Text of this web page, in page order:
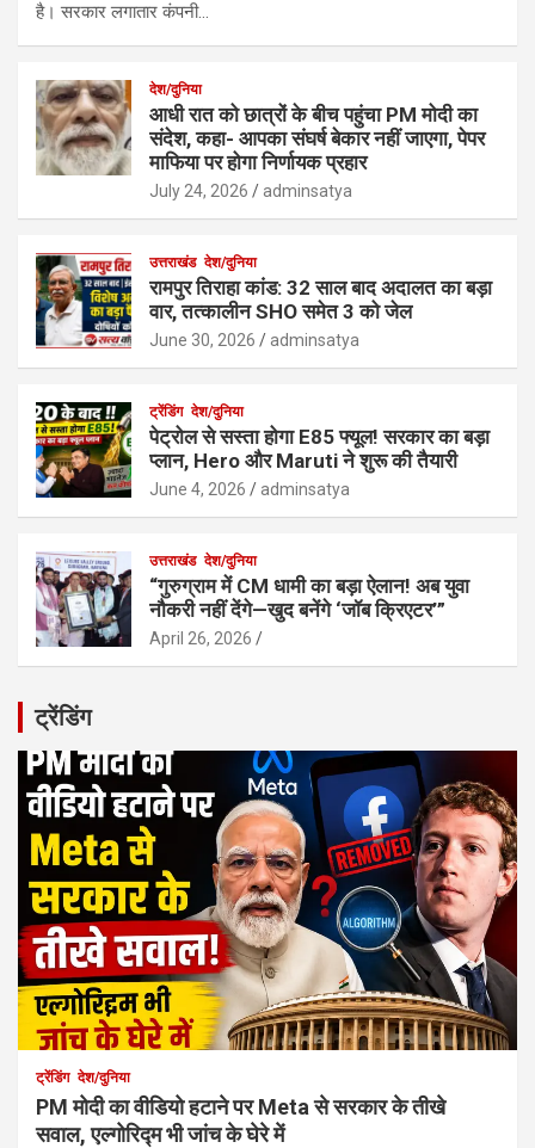
है। सरकार लगातार कंपनी…
देश/दुनिया
आधी रात को छात्रों के बीच पहुंचा PM मोदी का
संदेश, कहा- आपका संघर्ष बेकार नहीं जाएगा, पेपर
माफिया पर होगा निर्णायक प्रहार
July 24, 2026 adminsatya
उत्तराखंड देश/दुनिया
रामपुर तिराहा कांड: 32 साल बाद अदालत का बड़ा
वार, तत्कालीन SHO समेत 3 को जेल
June 30, 2026 adminsatya
ट्रेंडिंग देश/दुनिया
पेट्रोल से सस्ता होगा E85 फ्यूल! सरकार का बड़ा
प्लान, Hero और Maruti ने शुरू की तैयारी
June 4, 2026 adminsatya
उत्तराखंड देश/दुनिया
“गुरुग्राम में CM धामी का बड़ा ऐलान! अब युवा
नौकरी नहीं देंगे—खुद बनेंगे ‘जॉब क्रिएटर’”
April 26, 2026
ट्रेंडिंग
ट्रेंडिंग देश/दुनिया
PM मोदी का वीडियो हटाने पर Meta से सरकार के तीखे
सवाल, एल्गोरिद्म भी जांच के घेरे में